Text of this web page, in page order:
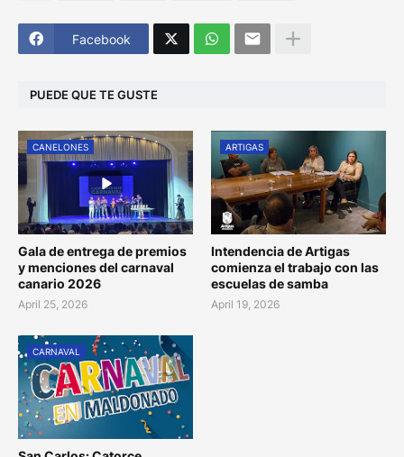
Facebook
PUEDE QUE TE GUSTE
CANELONES
Gala de entrega de premios
y menciones del carnaval
canario 2026
April 25, 2026
ARTIGAS
Intendencia de Artigas
comienza el trabajo con las
escuelas de samba
April 19, 2026
CARNAVAL